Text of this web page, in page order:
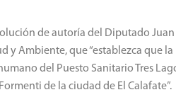
de autoría del Diputado Juan
y Ambiente, que “establezca que la
del Puesto Sanitario Tres
de la ciudad de El Calafate”.